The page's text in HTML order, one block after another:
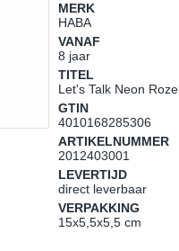
MERK
HABA
VANAF
8 jaar
TITEL
Let's Talk Neon Roze
GTIN
4010168285306
ARTIKELNUMMER
2012403001
LEVERTIJD
direct leverbaar
VERPAKKING
15x5,5x5,5 cm